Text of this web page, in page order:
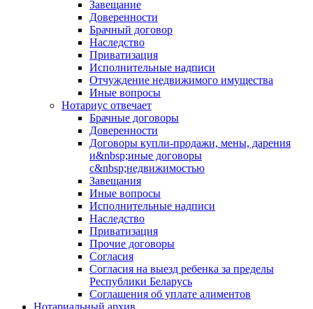
Завещание
Доверенности
Брачный договор
Наследство
Приватизация
Исполнительные надписи
Отчуждение недвижимого имущества
Иные вопросы
Нотариус отвечает
Брачные договоры
Доверенности
Договоры купли-продажи, мены, дарения
и&nbsp;иные договоры
с&nbsp;недвижимостью
Завещания
Иные вопросы
Исполнительные надписи
Наследство
Приватизация
Прочие договоры
Согласия
Согласия на выезд ребенка за пределы
Республики Беларусь
Соглашения об уплате алиментов